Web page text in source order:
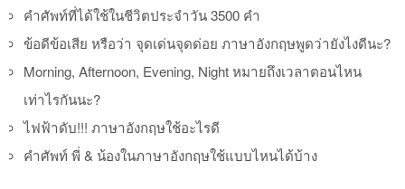
คำศัพท์ที่ได้ใช้ในชีวิตประจำวัน 3500 คำ
ข้อดีข้อเสีย หรือว่า จุดเด่นจุดด่อย ภาษาอังกฤษพูดว่ายังไงดีนะ?
Morning, Afternoon, Evening, Night หมายถึงเวลาตอนไหน
เท่าไรกันนะ?
ไฟฟ้าดับ!!! ภาษาอังกฤษใช้อะไรดี
คำศัพท์ พี่ & น้องในภาษาอังกฤษใช้แบบไหนได้บ้าง